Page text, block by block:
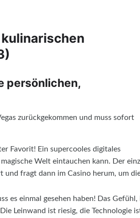
persönlichen,
zurückgekommen und muss sofort
Favorit! Ein supercooles digitales
Welt eintauchen kann. Der
und fragt dann im Casino herum, um
es einmal gesehen haben! Das Gefühl,
Leinwand ist riesig, die Technologie